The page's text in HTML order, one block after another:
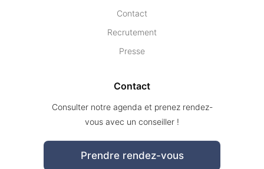
Contact
Recrutement
Presse
Contact
Consulter notre agenda et prenez rendez-
vous avec un conseiller !
Prendre rendez-vous